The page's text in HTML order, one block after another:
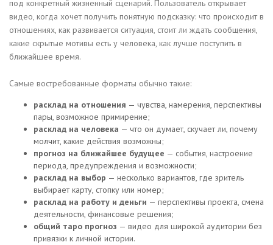
под конкретный жизненный сценарий. Пользователь открывает
видео, когда хочет получить понятную подсказку: что происходит в
отношениях, как развивается ситуация, стоит ли ждать сообщения,
какие скрытые мотивы есть у человека, как лучше поступить в
ближайшее время.
Самые востребованные форматы обычно такие:
расклад на отношения — чувства, намерения, перспективы
пары, возможное примирение;
расклад на человека — что он думает, скучает ли, почему
молчит, какие действия возможны;
прогноз на ближайшее будущее — события, настроение
периода, предупреждения и возможности;
расклад на выбор — несколько вариантов, где зритель
выбирает карту, стопку или номер;
расклад на работу и деньги — перспективы проекта, смена
деятельности, финансовые решения;
общий таро прогноз — видео для широкой аудитории без
привязки к личной истории.